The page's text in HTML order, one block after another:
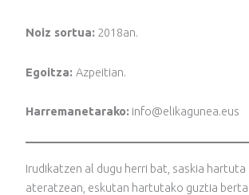
Noiz sortua: 2018an.
Egoitza:Azpeitian.
Harremanetarako: info@elikagunea.eus
Irudikatzen al dugu herri bat, saskia
ateratzean, eskutan hartutako guztia